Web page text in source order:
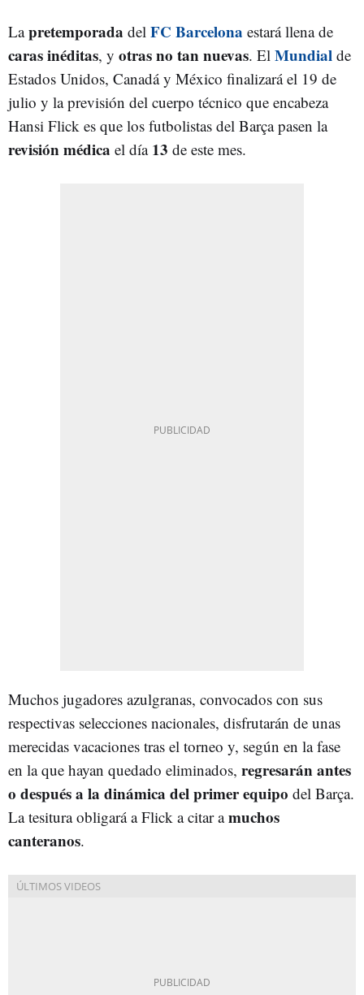
Lapretemporada del FC Barcelona estará llena de
caras inéditas, y otras no tan nuevas. El Mundial de
Estados Unidos, Canadá y México finalizará el 19 de
julio y la previsión del cuerpo técnico que encabeza
Hansi Flick es que los futbolistas del Barça pasen la
revisión médica el día 13 de este mes.
Muchos jugadores azulgranas, convocados con sus
respectivas selecciones nacionales, disfrutarán de unas
merecidas vacaciones tras el torneo y, según en la fase
en la que hayan quedado eliminados, regresarán antes
o después a la dinámica del primer equipo del Barça.
La tesitura obligará a Flick a citar amuchos
canteranos.